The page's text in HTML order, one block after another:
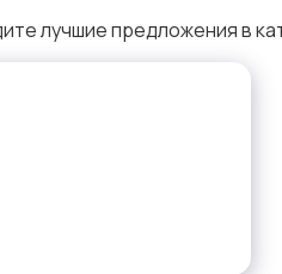
лучшие предложения в